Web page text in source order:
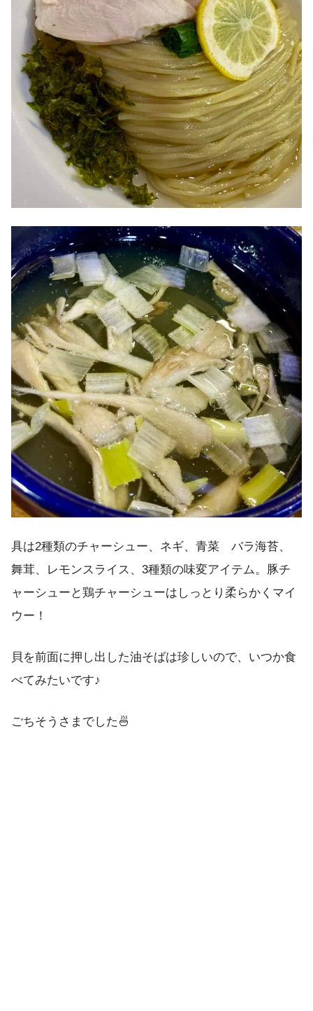
具は2種類のチャーシュー、ネギ、青菜 バラ海苔、
舞茸、レモンスライス、3種類の味変アイテム。豚チ
ャーシューと鶏チャーシューはしっとり柔らかくマイ
ウー！
貝を前面に押し出した油そばは珍しいので、いつか食
べてみたいです♪
ごちそうさまでした🍜